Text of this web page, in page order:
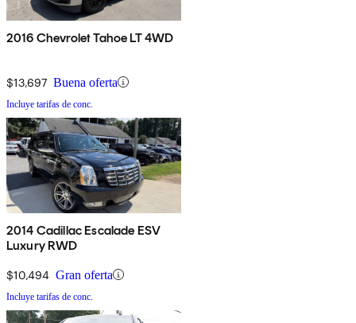
2016 Chevrolet Tahoe LT 4WD
$13,697 Buena oferta
Incluye tarifas de conc.
2014 Cadillac Escalade ESV
Luxury RWD
$10,494 Gran oferta
Incluye tarifas de conc.